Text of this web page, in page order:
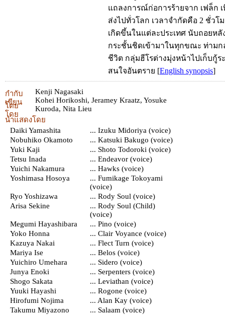
แถลงการณ์ก่อการร้ายจาก เฟล็ก
ส่งไปทั่วโลก เวลาจำกัดคือ 2 ชั่ว
เกิดขึ้นในแต่ละประเทศ นับถอยห
กระชั้นชิดเข้ามาในทุกขณะ ท่าม
ชีวิต กลุ่มฮีโรต่างมุ่งหน้าไปเก็บกู้ร
สนใจอันตราย [English synopsis]
กำกับ
โดย
Kenji Nagasaki
เขียน
โดย
Kohei Horikoshi, Jeramey Kraatz, Yosuke
Kuroda, Nita Lieu
นำแสดงโดย
Daiki Yamashita
... Izuku Midoriya (voice)
Nobuhiko Okamoto
... Katsuki Bakugo (voice)
Yuki Kaji
... Shoto Todoroki (voice)
Tetsu Inada
... Endeavor (voice)
Yuichi Nakamura
... Hawks (voice)
Yoshimasa Hosoya
... Fumikage Tokoyami
(voice)
Ryo Yoshizawa
... Rody Soul (voice)
Arisa Sekine
... Rody Soul (Child)
(voice)
Megumi Hayashibara
... Pino (voice)
Yoko Honna
... Clair Voyance (voice)
Kazuya Nakai
... Flect Turn (voice)
Mariya Ise
... Belos (voice)
Yuichiro Umehara
... Sidero (voice)
Junya Enoki
... Serpenters (voice)
Shogo Sakata
... Leviathan (voice)
Yuuki Hayashi
... Rogone (voice)
Hirofumi Nojima
... Alan Kay (voice)
Takumu Miyazono
... Salaam (voice)